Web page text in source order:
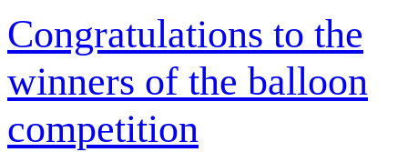
Congratulations to the
winners of the balloon
competition